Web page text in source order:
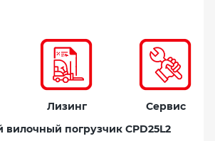
Лизинг
Сервис
вилочный погрузчик CPD25L2